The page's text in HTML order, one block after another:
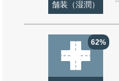
舗装（湿潤）
62%